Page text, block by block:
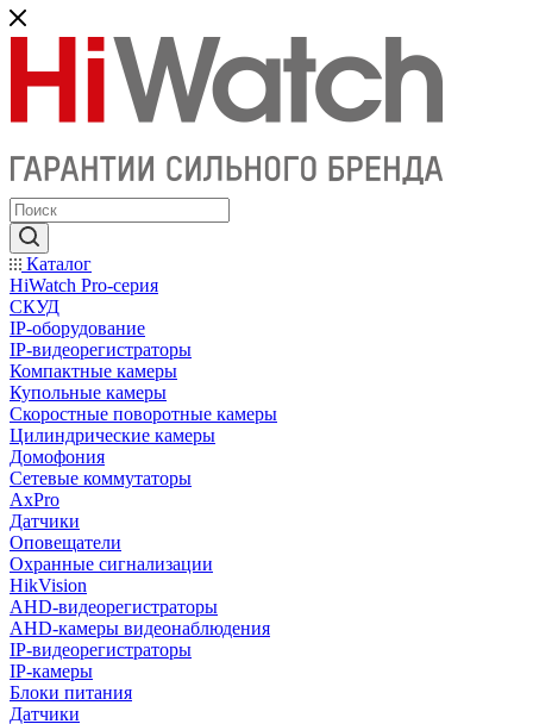
Каталог
HiWatch Pro-серия
CКУД
IP-оборудование
IP-видеорегистраторы
Компактные камеры
Купольные камеры
Скоростные поворотные камеры
Цилиндрические камеры
Домофония
Сетевые коммутаторы
AxPro
Датчики
Оповещатели
Охранные сигнализации
HikVision
AHD-видеорегистраторы
AHD-камеры видеонаблюдения
IP-видеорегистраторы
IP-камеры
Блоки питания
Датчики